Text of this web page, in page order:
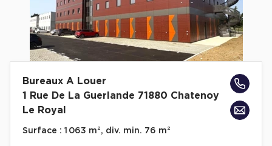
Bureaux A Louer
1 Rue De La Guerlande 71880 Chatenoy
Le Royal
Surface : 1 063 m², div. min. 76 m²